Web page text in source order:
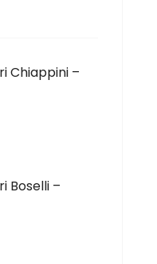
Chiappini –
Boselli –